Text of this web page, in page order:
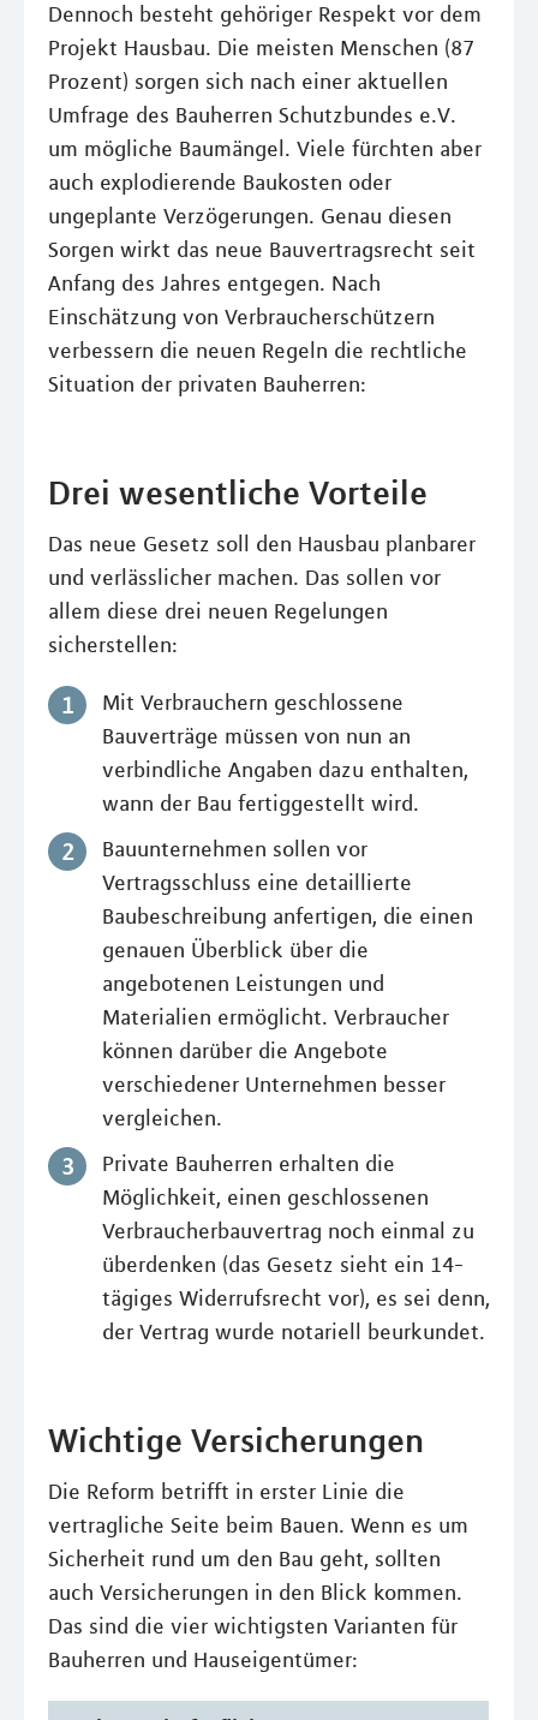
Dennoch besteht gehöriger Respekt vor dem
Projekt Hausbau. Die meisten Menschen (87
Prozent) sorgen sich nach einer aktuellen
Umfrage des Bauherren Schutzbundes e.V.
um mögliche Baumängel. Viele fürchten aber
auch explodierende Baukosten oder
ungeplante Verzögerungen. Genau diesen
Sorgen wirkt das neue Bauvertragsrecht seit
Anfang des Jahres entgegen. Nach
Einschätzung von Verbraucherschützern
verbessern die neuen Regeln die rechtliche
Situation der privaten Bauherren:
Drei wesentliche Vorteile
Das neue Gesetz soll den Hausbau planbarer
und verlässlicher machen. Das sollen vor
allem diese drei neuen Regelungen
sicherstellen:
Mit Verbrauchern geschlossene
Bauverträge müssen von nun an
verbindliche Angaben dazu enthalten,
wann der Bau fertiggestellt wird.
Bauunternehmen sollen vor
Vertragsschluss eine detaillierte
Baubeschreibung anfertigen, die einen
genauen Überblick über die
angebotenen Leistungen und
Materialien ermöglicht. Verbraucher
können darüber die Angebote
verschiedener Unternehmen besser
vergleichen.
Private Bauherren erhalten die
Möglichkeit, einen geschlossenen
Verbraucherbauvertrag noch einmal zu
überdenken (das Gesetz sieht ein 14-
tägiges Widerrufsrecht vor), es sei denn,
der Vertrag wurde notariell beurkundet.
Wichtige Versicherungen
Die Reform betrifft in erster Linie die
vertragliche Seite beim Bauen. Wenn es um
Sicherheit rund um den Bau geht, sollten
auch Versicherungen in den Blick kommen.
Das sind die vier wichtigsten Varianten für
Bauherren und Hauseigentümer: